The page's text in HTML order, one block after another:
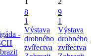
-
8
1
Výstava
drobného
zvířectva
9
1
Výstava
drobného
zvířectva